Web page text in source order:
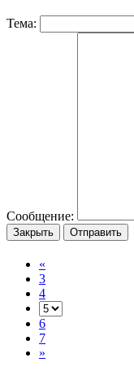
Тема:
Сообщение:
Закрыть Отправить
«
3
4
6
7
»